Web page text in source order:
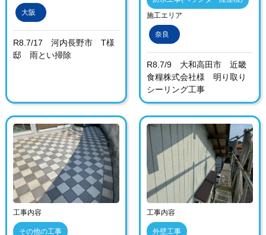
大阪
R8.7/17 河内長野市 T様
邸 雨とい掃除
施工エリア
奈良
R8.7/9 大和高田市 近畿
食糧株式会社様 明り取り
シーリング工事
工事内容
その他の工事
工事内容
外壁工事